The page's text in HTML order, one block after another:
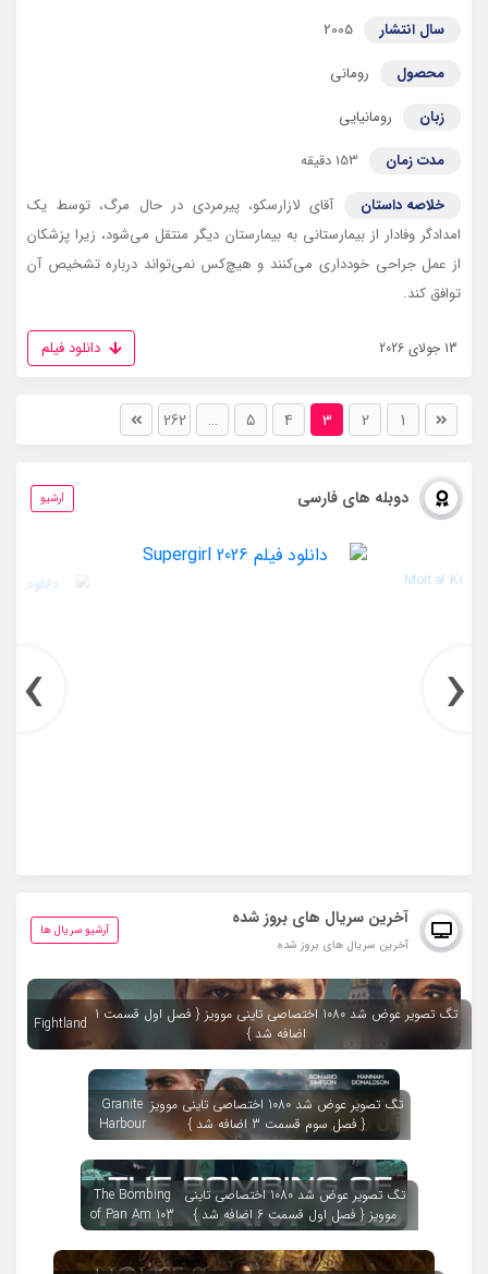
سال انتشار
2005
محصول
رومانی
زبان
رومانیایی
مدت زمان
153 دقیقه
خلاصه داستان
آقای لازارسکو، پیرمردی در حال مرگ، توسط یک
امدادگر وفادار از بیمارستانی به بیمارستان دیگر منتقل می‌شود، زیرا پزشکان
از عمل جراحی خودداری می‌کنند و هیچ‌کس نمی‌تواند درباره تشخیص آن
توافق کند.
13 جولای 2026 دانلود فیلم
1
2
3
4
5
…
262
دوبله های فارسی آرشیو
‹
›
آخرین سریال های بروز شده
آخرین سریال های بروز شده
آرشیو سریال ها
تگ تصویر عوض شد 1080 اختصاصی تاینی موویز { فصل اول قسمت 1
اضافه شد }
Fightland
تگ تصویر عوض شد 1080 اختصاصی تاینی موویز
{ فصل سوم قسمت 3 اضافه شد }
Granite
Harbour
تگ تصویر عوض شد 1080 اختصاصی تاینی
موویز { فصل اول قسمت 6 اضافه شد }
The Bombing
of Pan Am 103